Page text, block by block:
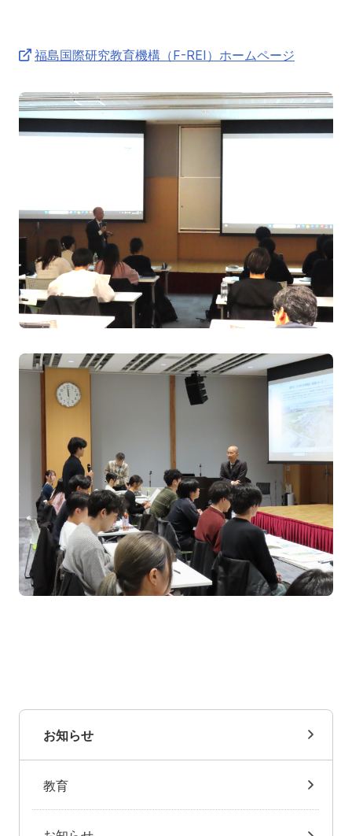
大学院
福島国際研究教育機構（F-REI）ホームページ
お知らせ
教育